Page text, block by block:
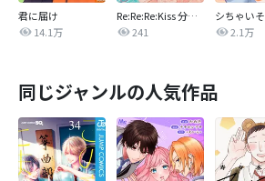
君に届け
14.1万
Re:Re:Re:Kiss 分冊版
241
2.1万
同じジャンルの人気作品